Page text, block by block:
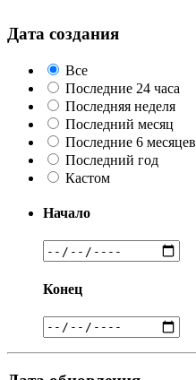
Дата создания
Все
Последние 24 часа
Последняя неделя
Последний месяц
Последние 6 месяцев
Последний год
Кастом
Начало
Конец